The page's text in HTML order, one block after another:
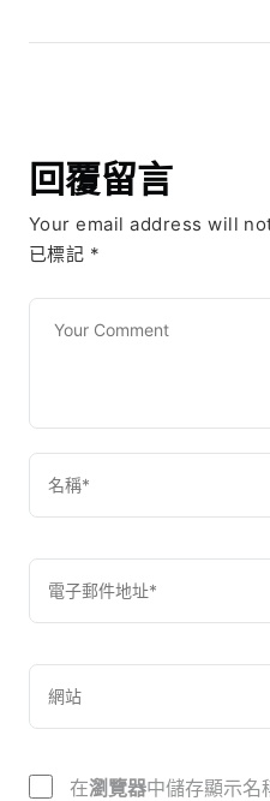
回覆留言
Your email address will
已標記 *
在瀏覽器中儲存顯示名